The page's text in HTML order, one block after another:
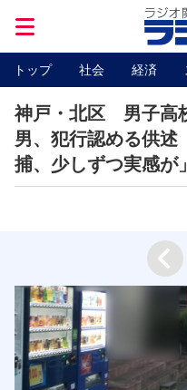
トップ 社会 経済
神戸・北区 男子高
男、犯行認める供
捕、少しずつ実感が」
Prev